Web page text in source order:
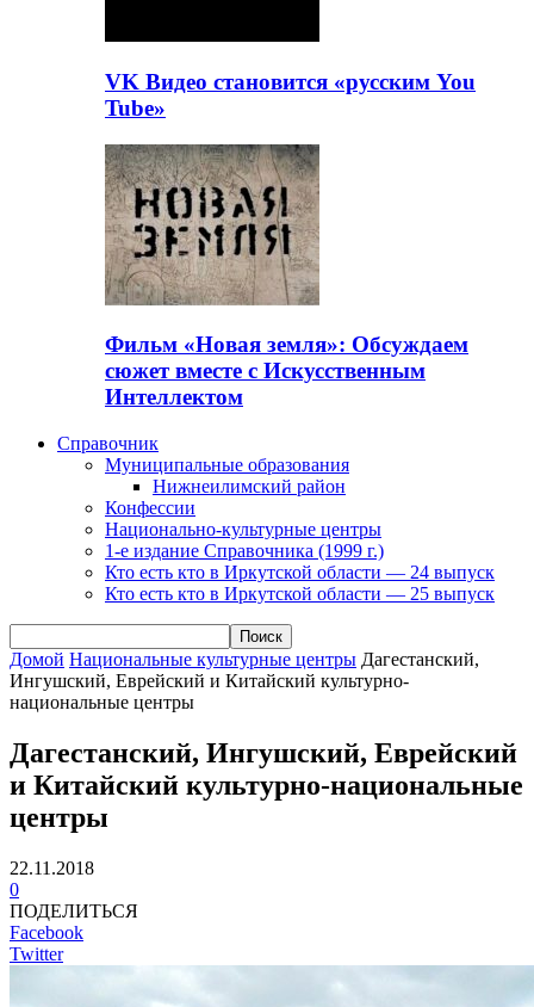
VK Видео становится «русским You
Tube»
Фильм «Новая земля»: Обсуждаем
сюжет вместе с Искусственным
Интеллектом
Справочник
Муниципальные образования
Нижнеилимский район
Конфессии
Национально-культурные центры
1-е издание Справочника (1999 г.)
Кто есть кто в Иркутской области — 24 выпуск
Кто есть кто в Иркутской области — 25 выпуск
Домой Национальные культурные центры Дагестанский,
Ингушский, Еврейский и Китайский культурно-
национальные центры
Дагестанский, Ингушский, Еврейский
и Китайский культурно-национальные
центры
22.11.2018
0
ПОДЕЛИТЬСЯ
Facebook
Twitter